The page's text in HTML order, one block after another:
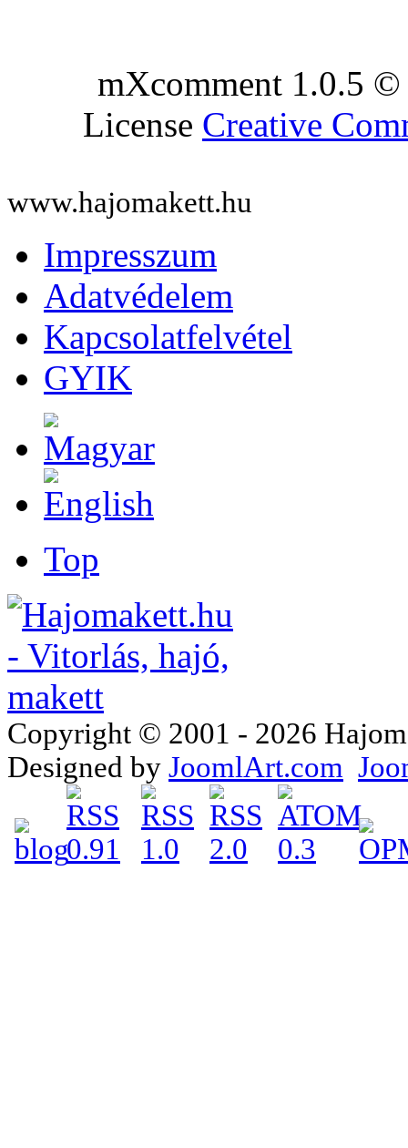
mXcomment 1.0.5
License Creative
www.hajomakett.hu
Impresszum
Adatvédelem
Kapcsolatfelvétel
GYIK
Top
Copyright © 2001 - 2026
Designed by JoomlArt.com